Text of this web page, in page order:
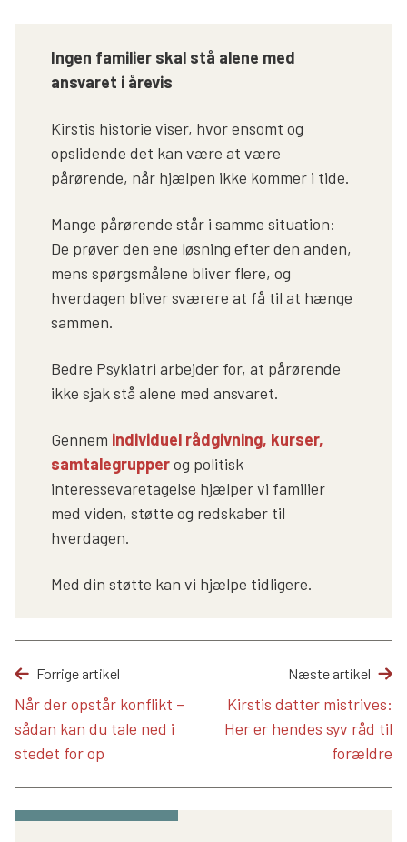
Ingen familier skal stå alene med
ansvaret i årevis
Kirstis historie viser, hvor ensomt og
opslidende det kan være at være
pårørende, når hjælpen ikke kommer i tide.
Mange pårørende står i samme situation:
De prøver den ene løsning efter den anden,
mens spørgsmålene bliver flere, og
hverdagen bliver sværere at få til at hænge
sammen.
Bedre Psykiatri arbejder for, at pårørende
ikke sjak stå alene med ansvaret.
Gennem individuel rådgivning, kurser,
samtalegrupperog politisk
interessevaretagelse hjælper vi familier
med viden, støtte og redskaber til
hverdagen.
Med din støtte kan vi hjælpe tidligere.
Forrige artikel
Når der opstår konflikt –
sådan kan du tale ned i
stedet for op
Næste artikel
Kirstis datter mistrives:
Her er hendes syv råd til
forældre